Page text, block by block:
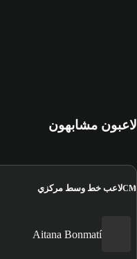
لاعبون مشابهون
CMلاعب خط وسط مركزي
Aitana Bonmatí